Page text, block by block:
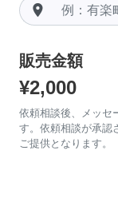
room
販売金額
¥2,000
依頼相談後、メッセ
す。依頼相談が承認
ご提供となります。